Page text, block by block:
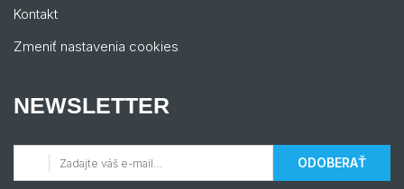
Kontakt
Zmeniť nastavenia cookies
NEWSLETTER
ODOBERAŤ